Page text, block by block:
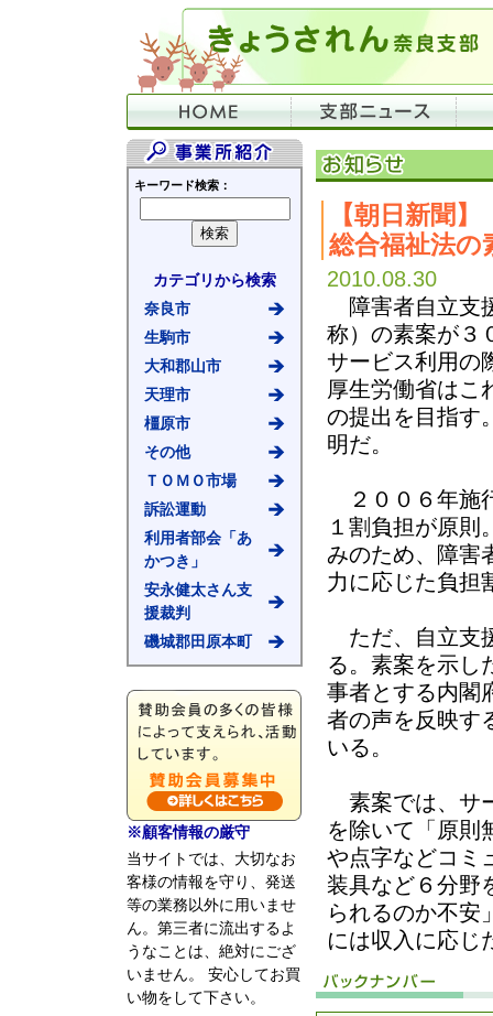
キーワード検索：
カテゴリから検索
奈良市
生駒市
大和郡山市
天理市
橿原市
その他
ＴＯＭＯ市場
訴訟運動
利用者部会「あ
かつき」
安永健太さん支
援裁判
磯城郡田原本町
※顧客情報の厳守
当サイトでは、大切なお
客様の情報を守り、発送
等の業務以外に用いませ
ん。第三者に流出するよ
うなことは、絶対にござ
いません。 安心してお買
い物をして下さい。
【朝日新聞
総合福祉法の
2010.08.30
障害者自立支
称）の素案が３
サービス利用の
厚生労働省はこ
の提出を目指す
明だ。
２００６年施
１割負担が原則
みのため、障害
力に応じた負担
ただ、自立支
る。素案を示し
事者とする内閣
者の声を反映す
いる。
素案では、サ
を除いて「原則
や点字などコミ
装具など６分野
られるのか不安
には収入に応じ